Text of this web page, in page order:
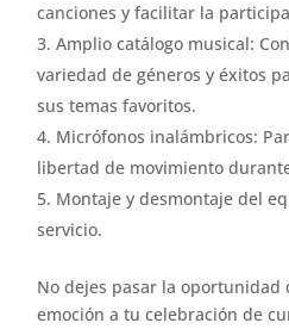
canciones y facilitar la
Amplio catálogo musical:
variedad de géneros y éxitos
sus temas favoritos.
Micrófonos inalámbricos:
libertad de movimiento
Montaje y desmontaje del
servicio.
No dejes pasar la oportunidad
emoción a tu celebración de